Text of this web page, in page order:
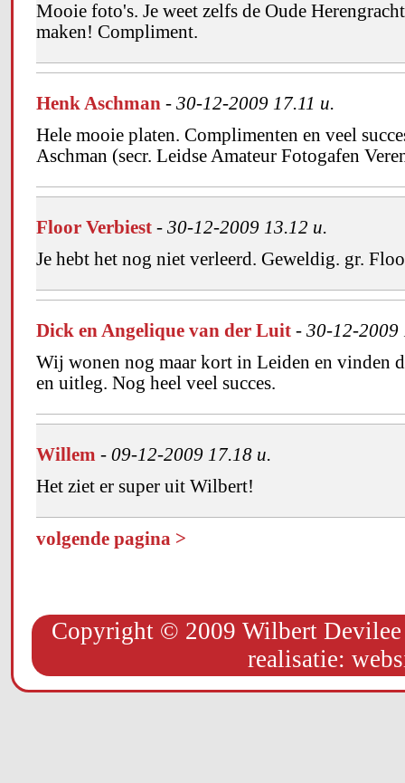
Mooie foto's. Je weet zelfs de Oude
maken! Compliment.
Henk Aschman - 30-12-2009 17.11 u.
Hele mooie platen. Complimenten en veel
Aschman (secr. Leidse Amateur Fotogafen
Floor Verbiest - 30-12-2009 13.12 u.
Je hebt het nog niet verleerd. Geweldig. gr.
Dick en Angelique van der Luit - 30-12-2009
Wij wonen nog maar kort in Leiden en vinden
en uitleg. Nog heel veel succes.
Willem - 09-12-2009 17.18 u.
Het ziet er super uit Wilbert!
volgende pagina >
Copyright © 2009 Wilbert Devilee
realisatie: